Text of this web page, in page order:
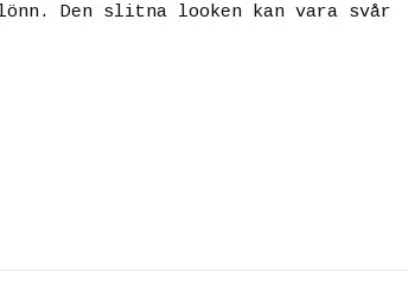
Den slitna looken kan vara svår